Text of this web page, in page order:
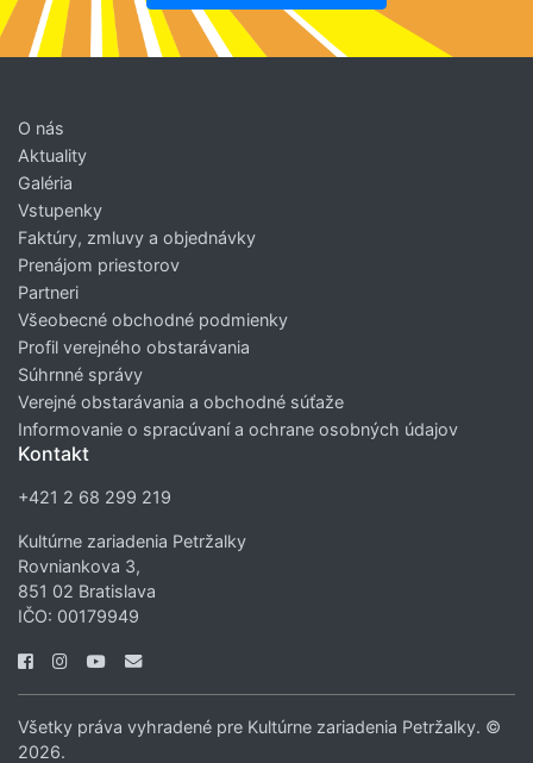
O nás
Aktuality
Galéria
Vstupenky
Faktúry, zmluvy a objednávky
Prenájom priestorov
Partneri
Všeobecné obchodné podmienky
Profil verejného obstarávania
Súhrnné správy
Verejné obstarávania a obchodné súťaže
Informovanie o spracúvaní a ochrane osobných údajov
Kontakt
+421 2 68 299 219
Kultúrne zariadenia Petržalky
Rovniankova 3,
851 02 Bratislava
IČO: 00179949
Všetky práva vyhradené pre Kultúrne zariadenia Petržalky. ©
2026.